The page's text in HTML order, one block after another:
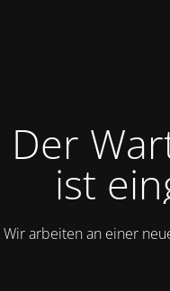
Der
ist
Wir arbeiten an einer